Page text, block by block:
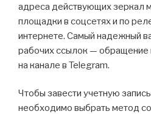
адреса действующих зеркал
площадки в соцсетях и по
интернете. Самый надежный
рабочих ссылок — обращение
на канале в Telegram.
Чтобы завести учетную
необходимо выбрать метод